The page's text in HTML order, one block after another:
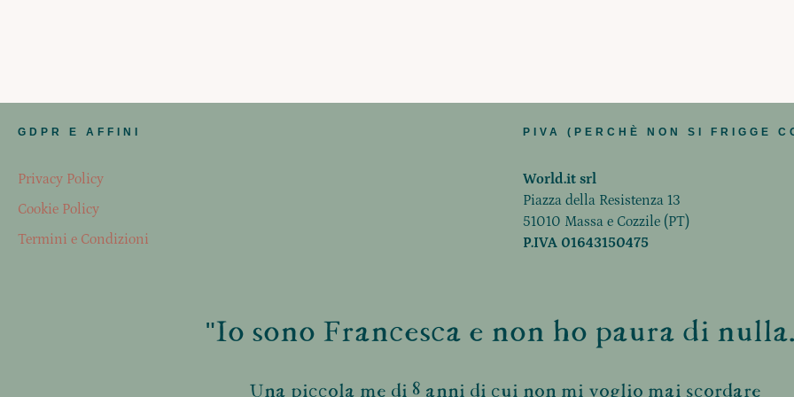
GDPR E AFFINI
Privacy Policy
Cookie Policy
Termini e Condizioni
PIVA (PERCHÈ NON SI FRIGGE
World.it srl
Piazza della Resistenza 13
51010 Massa e Cozzile (PT)
P.IVA 01643150475
"Io sono Francesca e non ho paura di
Una piccola me di 8 anni di cui non mi voglio mai scordare